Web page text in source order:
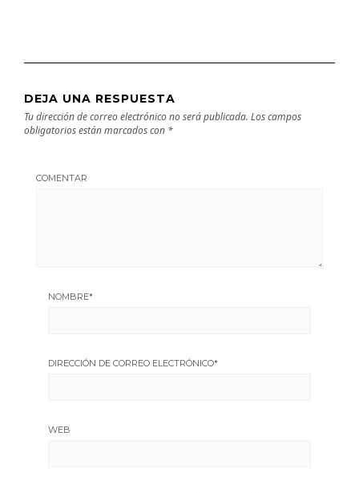
DEJA UNA RESPUESTA
Tu dirección de correo electrónico no será publicada. Los campos
obligatorios están marcados con *
COMENTAR
NOMBRE*
DIRECCIÓN DE CORREO ELECTRÓNICO*
WEB